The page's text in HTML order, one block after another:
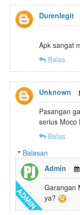
Durenlegit
Apk sangat
Balas
Unknown
Pasangan
serius Moco
Balas
Balasan
Admin
Garangan
ya?